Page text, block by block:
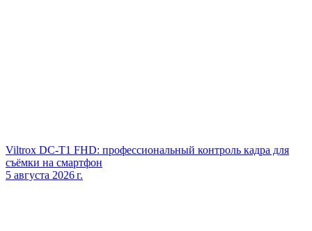
Viltrox DC‑T1 FHD: профессиональный контроль кадра для
съёмки на смартфон
5 августа 2026 г.